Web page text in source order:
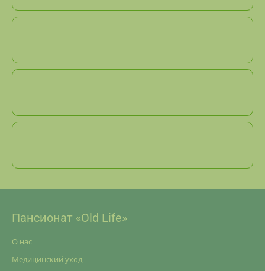
Пансионат «Old Life»
О нас
Медицинский уход